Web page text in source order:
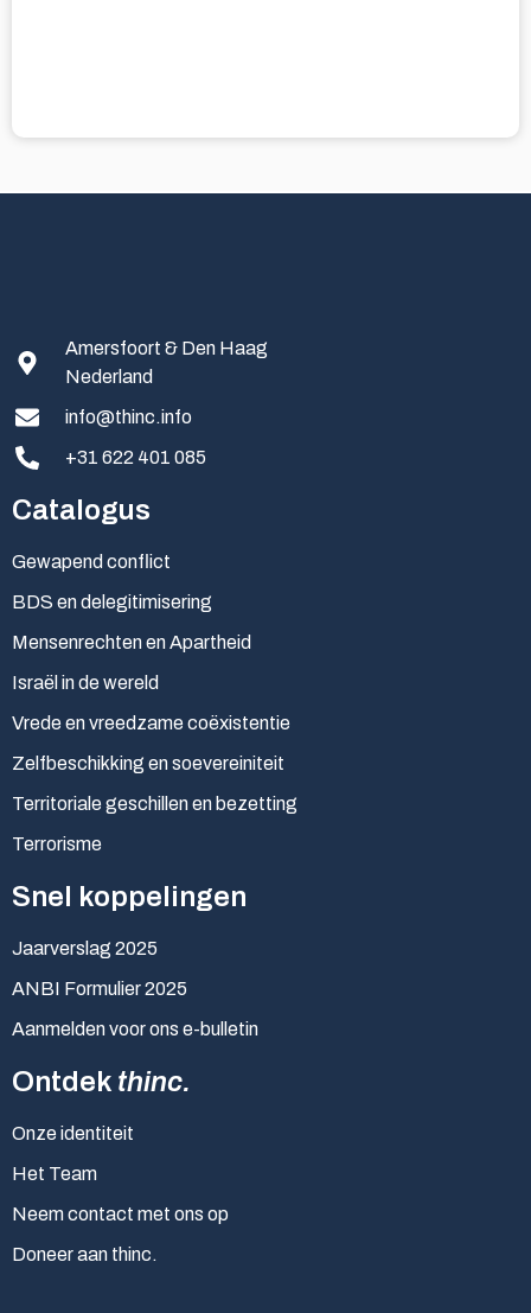
Amersfoort & Den Haag
Nederland
info@thinc.info
+31 622 401 085
Catalogus
Gewapend conflict
BDS en delegitimisering
Mensenrechten en Apartheid
Israël in de wereld
Vrede en vreedzame coëxistentie
Zelfbeschikking en soevereiniteit
Territoriale geschillen en bezetting
Terrorisme
Snel koppelingen
Jaarverslag 2025
ANBI Formulier 2025
Aanmelden voor ons e-bulletin
Ontdek thinc.
Onze identiteit
Het Team
Neem contact met ons op
Doneer aan thinc.